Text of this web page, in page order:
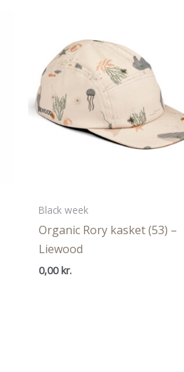
Black week
Organic Rory kasket (53) –
Liewood
0,00kr.